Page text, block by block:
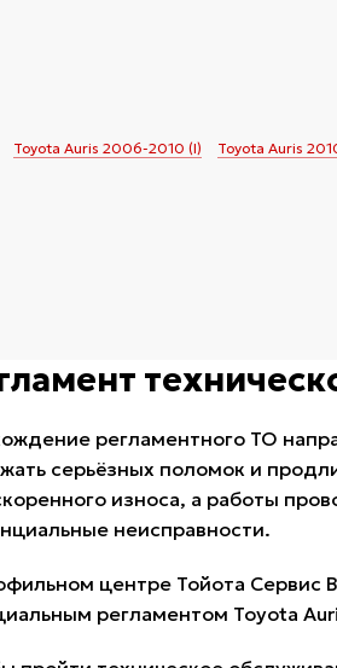
Toyota Auris 2006-2010 (I) Toyota Auris
регламентного ТО
серьёзных поломок и
износа, а работы
неисправности.
центре Тойота Сервис
регламентом Toyota